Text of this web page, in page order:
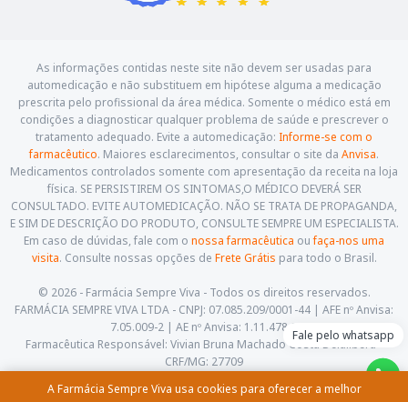
Fale pelo whatsapp
As informações contidas neste site não devem ser usadas para
automedicação e não substituem em hipótese alguma a medicação
prescrita pelo profissional da área médica. Somente o médico está em
condições a diagnosticar qualquer problema de saúde e prescrever o
tratamento adequado. Evite a automedicação: Informe-se com o
farmacêutico. Maiores esclarecimentos, consultar o site da Anvisa.
Medicamentos controlados somente com apresentação da receita na loja
física. SE PERSISTIREM OS SINTOMAS,O MÉDICO DEVERÁ SER
CONSULTADO. EVITE AUTOMEDICAÇÃO. NÃO SE TRATA DE PROPAGANDA,
E SIM DE DESCRIÇÃO DO PRODUTO, CONSULTE SEMPRE UM ESPECIALISTA.
Em caso de dúvidas, fale com o nossa farmacêutica oufaça-nos uma
visita. Consulte nossas opções de Frete Grátis para todo o Brasil.
© 2026 - Farmácia Sempre Viva - Todos os direitos reservados.
FARMÁCIA SEMPRE VIVA LTDA - CNPJ: 07.085.209/0001-44 | AFE nº Anvisa:
7.05.009-2 | AE nº Anvisa: 1.11.478-5
Farmacêutica Responsável: Vivian Bruna Machado Costa Delalibera -
CRF/MG: 27709
(35) 3622-5658 | contato@farmaciasempreviva.com.br
A Farmácia Sempre Viva usa cookies para oferecer a melhor